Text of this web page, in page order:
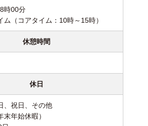
時00分
ム（コアタイム：10時～15時）
休憩時間
休日
、祝日、その他
末年始休暇）